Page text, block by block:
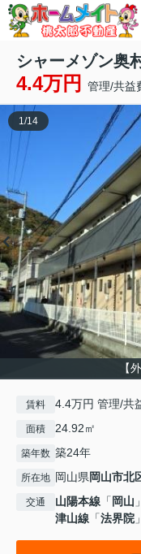
シャーメゾン奥
4.4万円 管理/共益
【
1/14
賃料 4.4万円 管理/共
面積 24.92㎡
築年数 築24年
所在地 岡山県岡山市北
交通 山陽本線 「 岡山
津山線 「法界院